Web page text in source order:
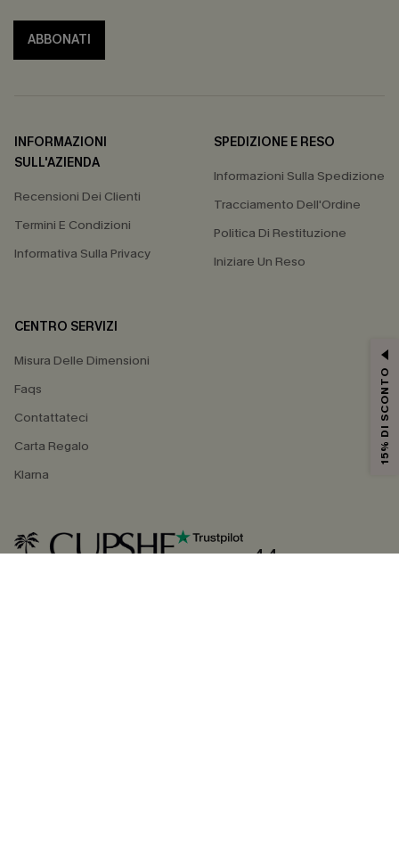
ABBONATI
INFORMAZIONI
SULL'AZIENDA
Recensioni Dei Clienti
Termini E Condizioni
Informativa Sulla Privacy
SPEDIZIONE E RESO
Informazioni Sulla Spedizione
Tracciamento Dell'Ordine
Politica Di Restituzione
Iniziare Un Reso
CENTRO SERVIZI
Misura Delle Dimensioni
Faqs
Contattateci
Carta Regalo
Klarna
4.4
15% DI SCONTO